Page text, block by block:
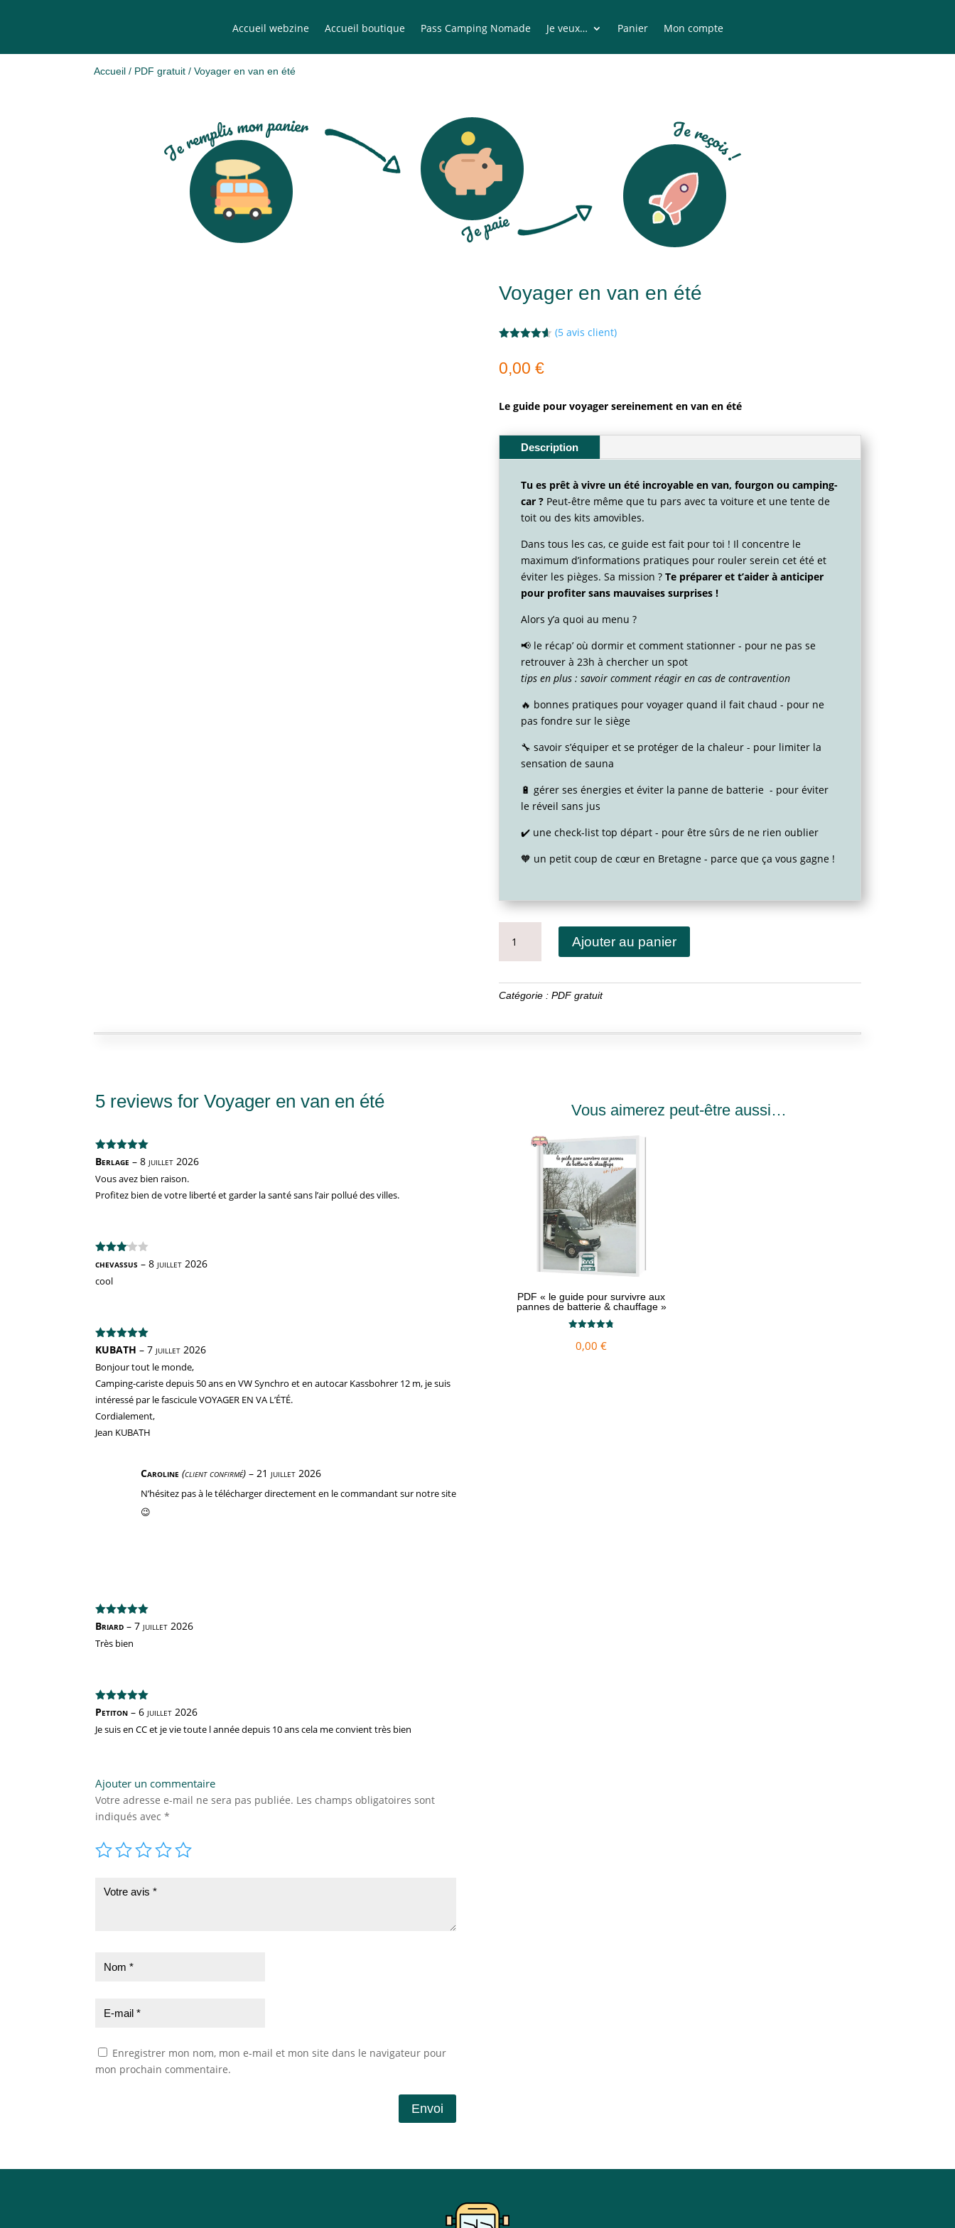
Accueil webzine Accueil boutique Pass Camping Nomade Je veux… Panier Mon compte
Accueil / PDF gratuit / Voyager en van en été
Voyager en van en été
basé sur
notations
(5 avis client)
0,00 €
Le guide pour voyager sereinement en van en été
Description
Tu es prêt à vivre un été incroyable en van, fourgon ou camping-
car ?Peut-être même que tu pars avec ta voiture et une tente de
toit ou des kits amovibles.
Dans tous les cas, ce guide est fait pour toi ! Il concentre le
maximum d’informations pratiques pour rouler serein cet été et
éviter les pièges. Sa mission ? Te préparer et t’aider à anticiper
pour profiter sans mauvaises surprises !
Alors y’a quoi au menu ?
📢 le récap’ où dormir et comment stationner - pour ne pas se
retrouver à 23h à chercher un spot
tips en plus : savoir comment réagir en cas de contravention
🔥 bonnes pratiques pour voyager quand il fait chaud - pour ne
pas fondre sur le siège
🔧 savoir s’équiper et se protéger de la chaleur - pour limiter la
sensation de sauna
🔋 gérer ses énergies et éviter la panne de batterie - pour éviter
le réveil sans jus
✔️ une check-list top départ - pour être sûrs de ne rien oublier
🧡 un petit coup de cœur en Bretagne - parce que ça vous gagne !
VOYAGER
VAN
Ajouter au panier
Catégorie : PDF gratuit
5 reviews forVoyager en van en été
Note 5sur
5
Berlage– 8 juillet 2026
Vous avez bien raison.
Profitez bien de votre liberté et garder la santé sans l’air pollué des villes.
Note 3
sur 5
chevassus– 8 juillet 2026
cool
Note5sur
5
KUBATH– 7 juillet 2026
Bonjour tout le monde,
Camping-cariste depuis 50 ans en VW Synchro et en autocar Kassbohrer 12 m, je suis
intéressé par le fascicule VOYAGER EN VA L’ÉTÉ.
Cordialement,
Jean KUBATH
Caroline(client confirmé) – 21 juillet 2026
N’hésitez pas à le télécharger directement en le commandant sur notre site
😉
Note5
sur
5
Briard– 7 juillet 2026
Très bien
Note5sur
5
Petiton– 6 juillet 2026
Je suis en CC et je vie toute l année depuis 10 ans cela me convient très bien
Ajouter un commentaire
Votre adresse e-mail ne sera pas publiée. Les champs obligatoires sont
indiqués avec*
Enregistrer mon nom, mon e-mail et mon site dans le navigateur pour
mon prochain commentaire.
Envoi
Vous aimerez peut-être aussi…
PDF « le guide pour survivre aux
pannes de batterie & chauffage »
4.79
sur 5
0,00€